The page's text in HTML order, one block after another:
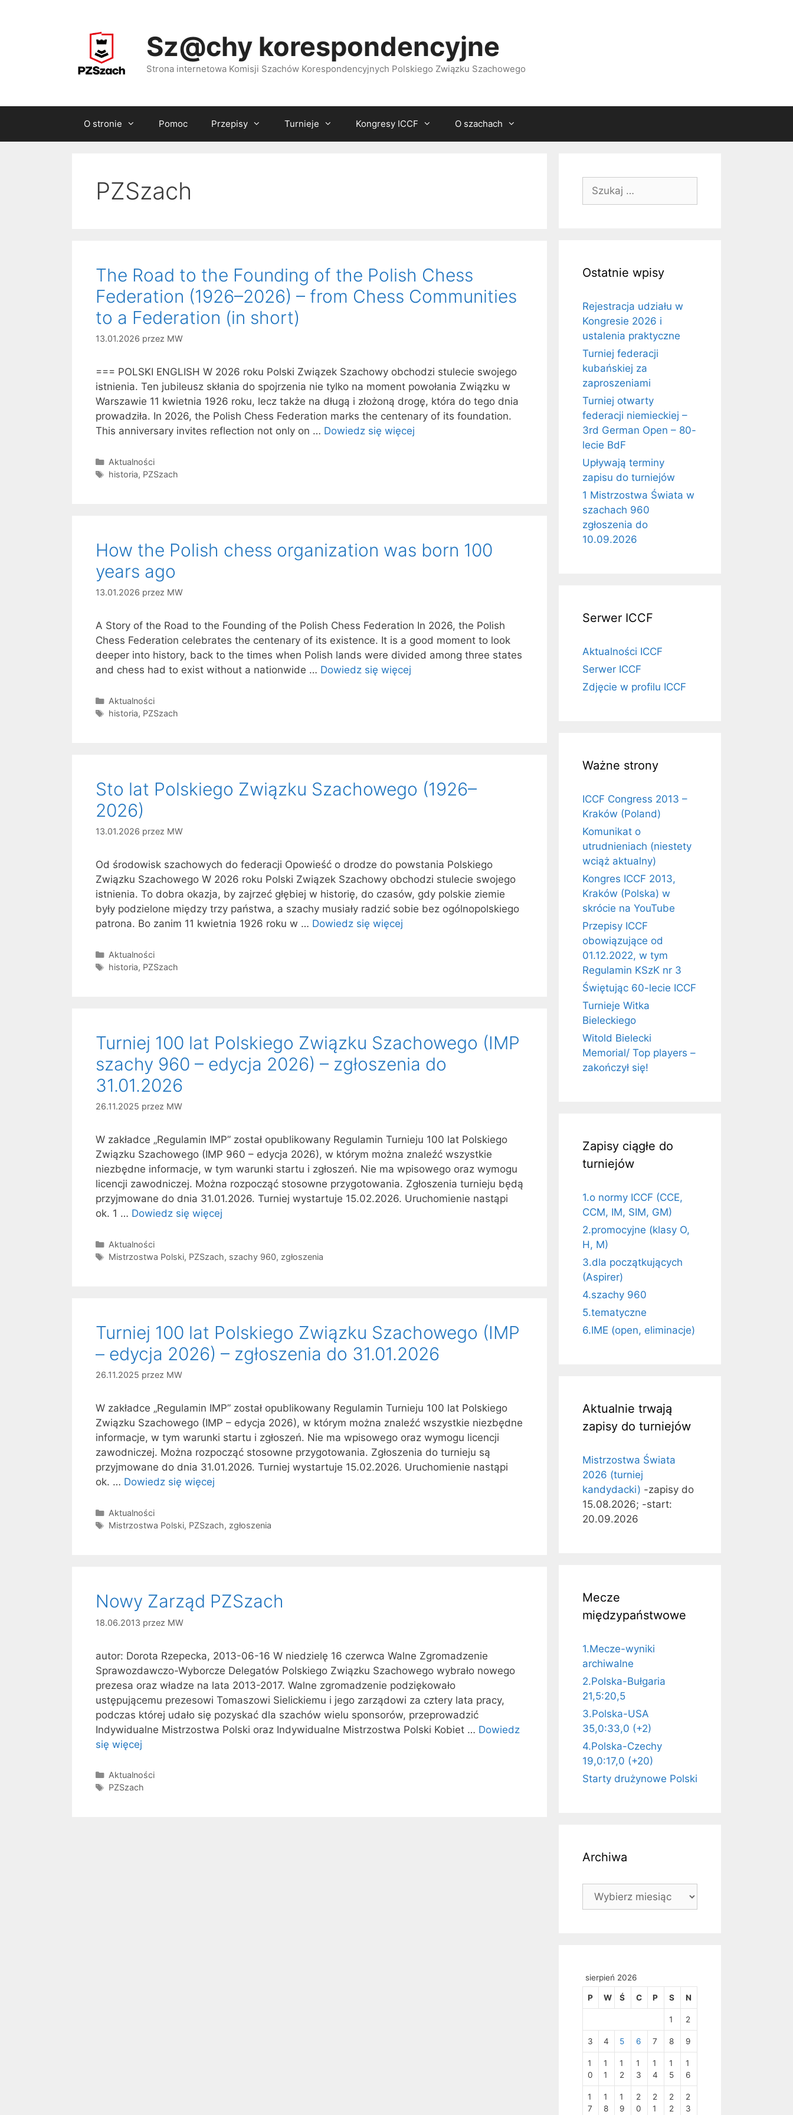
Sz@chy korespondencyjne
Strona internetowa Komisji Szachów Korespondencyjnych Polskiego Związku Szachowego
O stronie Pomoc Przepisy Turnieje Kongresy ICCF O szachach
PZSzach
The Road to the Founding of the Polish Chess
Federation (1926–2026) – from Chess Communities
to a Federation (in short)
13.01.2026 przez MW
=== POLSKI ENGLISH W 2026 roku Polski Związek Szachowy obchodzi stulecie swojego
istnienia. Ten jubileusz skłania do spojrzenia nie tylko na moment powołania Związku w
Warszawie 11 kwietnia 1926 roku, lecz także na długą i złożoną drogę, która do tego dnia
prowadziła. In 2026, the Polish Chess Federation marks the centenary of its foundation.
This anniversary invites reflection not only on … Dowiedz się więcej
Kategorie
Aktualności
Tagi
historia, PZSzach
How the Polish chess organization was born 100
years ago
13.01.2026 przez MW
A Story of the Road to the Founding of the Polish Chess Federation In 2026, the Polish
Chess Federation celebrates the centenary of its existence. It is a good moment to look
deeper into history, back to the times when Polish lands were divided among three states
and chess had to exist without a nationwide … Dowiedz się więcej
Kategorie
Aktualności
Tagi
historia, PZSzach
Sto lat Polskiego Związku Szachowego (1926–
2026)
13.01.2026 przez MW
Od środowisk szachowych do federacji Opowieść o drodze do powstania Polskiego
Związku Szachowego W 2026 roku Polski Związek Szachowy obchodzi stulecie swojego
istnienia. To dobra okazja, by zajrzeć głębiej w historię, do czasów, gdy polskie ziemie
były podzielone między trzy państwa, a szachy musiały radzić sobie bez ogólnopolskiego
patrona. Bo zanim 11 kwietnia 1926 roku w … Dowiedz się więcej
Kategorie
Aktualności
Tagi
historia, PZSzach
Turniej 100 lat Polskiego Związku Szachowego (IMP
szachy 960 – edycja 2026) – zgłoszenia do
31.01.2026
26.11.2025 przez MW
W zakładce „Regulamin IMP” został opublikowany Regulamin Turnieju 100 lat Polskiego
Związku Szachowego (IMP 960 – edycja 2026), w którym można znaleźć wszystkie
niezbędne informacje, w tym warunki startu i zgłoszeń. Nie ma wpisowego oraz wymogu
licencji zawodniczej. Można rozpocząć stosowne przygotowania. Zgłoszenia turnieju będą
przyjmowane do dnia 31.01.2026. Turniej wystartuje 15.02.2026. Uruchomienie nastąpi
ok. 1 … Dowiedz się więcej
Kategorie
Aktualności
Tagi
Mistrzostwa Polski, PZSzach, szachy 960, zgłoszenia
Turniej 100 lat Polskiego Związku Szachowego (IMP
– edycja 2026) – zgłoszenia do 31.01.2026
26.11.2025 przez MW
W zakładce „Regulamin IMP” został opublikowany Regulamin Turnieju 100 lat Polskiego
Związku Szachowego (IMP – edycja 2026), w którym można znaleźć wszystkie niezbędne
informacje, w tym warunki startu i zgłoszeń. Nie ma wpisowego oraz wymogu licencji
zawodniczej. Można rozpocząć stosowne przygotowania. Zgłoszenia do turnieju są
przyjmowane do dnia 31.01.2026. Turniej wystartuje 15.02.2026. Uruchomienie nastąpi
ok. … Dowiedz się więcej
Kategorie
Aktualności
Tagi
Mistrzostwa Polski, PZSzach, zgłoszenia
Nowy Zarząd PZSzach
18.06.2013 przez MW
autor: Dorota Rzepecka, 2013-06-16 W niedzielę 16 czerwca Walne Zgromadzenie
Sprawozdawczo-Wyborcze Delegatów Polskiego Związku Szachowego wybrało nowego
prezesa oraz władze na lata 2013-2017. Walne zgromadzenie podziękowało
ustępującemu prezesowi Tomaszowi Sielickiemu i jego zarządowi za cztery lata pracy,
podczas której udało się pozyskać dla szachów wielu sponsorów, przeprowadzić
Indywidualne Mistrzostwa Polski oraz Indywidualne Mistrzostwa Polski Kobiet … Dowiedz
się więcej
Kategorie
Aktualności
Tagi
PZSzach
Ostatnie wpisy
Rejestracja udziału w
Kongresie 2026 i
ustalenia praktyczne
Turniej federacji
kubańskiej za
zaproszeniami
Turniej otwarty
federacji niemieckiej –
3rd German Open – 80-
lecie BdF
Upływają terminy
zapisu do turniejów
1 Mistrzostwa Świata w
szachach 960
zgłoszenia do
10.09.2026
Serwer ICCF
Aktualności ICCF
Serwer ICCF
Zdjęcie w profilu ICCF
Ważne strony
ICCF Congress 2013 –
Kraków (Poland)
Komunikat o
utrudnieniach (niestety
wciąż aktualny)
Kongres ICCF 2013,
Kraków (Polska) w
skrócie na YouTube
Przepisy ICCF
obowiązujące od
01.12.2022, w tym
Regulamin KSzK nr 3
Świętując 60-lecie ICCF
Turnieje Witka
Bieleckiego
Witold Bielecki
Memorial/ Top players –
zakończył się!
Zapisy ciągłe do
turniejów
1.o normy ICCF (CCE,
CCM, IM, SIM, GM)
2.promocyjne (klasy O,
H, M)
3.dla początkujących
(Aspirer)
4.szachy 960
5.tematyczne
6.IME (open, eliminacje)
Aktualnie trwają
zapisy do turniejów
Mistrzostwa Świata
2026 (turniej
kandydacki) -zapisy do
15.08.2026; -start:
20.09.2026
Mecze
międzypaństwowe
1.Mecze-wyniki
archiwalne
2.Polska-Bułgaria
21,5:20,5
3.Polska-USA
35,0:33,0 (+2)
4.Polska-Czechy
19,0:17,0 (+20)
Starty drużynowe Polski
Archiwa
Archiwa
sierpień 2026
P W Ś C P S N
1 2
3 4 5 6 7 8 9
1
0
1
1
1
2
1
3
1
4
1
5
1
6
1
7
1
8
1
9
2
0
2
1
2
2
2
3